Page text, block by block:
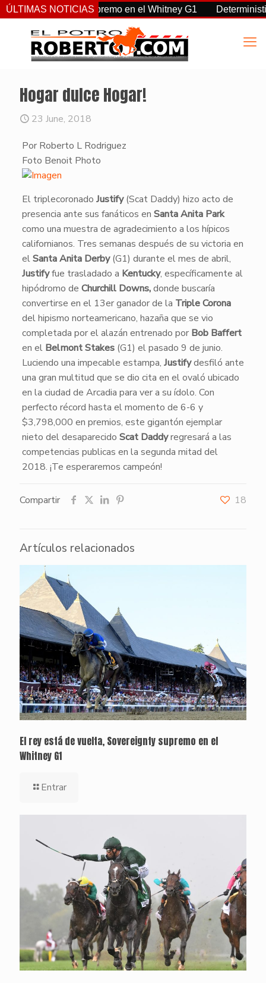
ÚLTIMAS NOTICIASsupremo en el Whitney G1 Deterministic:
Hogar dulce Hogar!
23 June, 2018
Por Roberto L Rodriguez
​Foto Benoit Photo
​El triplecoronado Justify(Scat Daddy) hizo acto de
presencia ante sus fanáticos en Santa Anita Park
como una muestra de agradecimiento a los hípicos
californianos. Tres semanas después de su victoria en
elSanta Anita Derby(G1) durante el mes de abril,
Justifyfue trasladado a Kentucky, específicamente al
hipódromo de Churchill Downs,donde buscaría
convertirse en el 13er ganador de la Triple Corona
del hipismo norteamericano, hazaña que se vio
completada por el alazán entrenado por Bob Baffert
en el Belmont Stakes(G1) el pasado 9 de junio.
​Luciendo una impecable estampa, Justifydesfiló ante
una gran multitud que se dio cita en el ovaló ubicado
en la ciudad de Arcadia para ver a su ídolo. Con
perfecto récord hasta el momento de 6-6 y
$3,798,000 en premios, este gigantón ejemplar
nieto del desaparecido Scat Daddyregresará a las
competencias publicas en la segunda mitad del
2018. ¡Te esperaremos campeón!
Compartir 18
Artículos relacionados
El rey está de vuelta, Sovereignty supremo en el
Whitney G1
Entrar